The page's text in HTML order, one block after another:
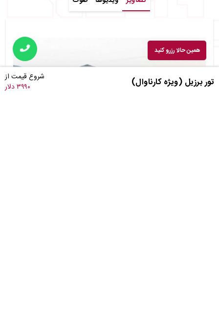
تور برزیل (ویژه کارناوال)
شروع قیمت از
۳۹۹۰ دلار
همین حالا رزرو کنید